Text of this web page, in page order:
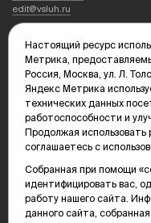
edit@vsluh.ru
kika@vsluh.ru
По вопросам рекламы:
(3452) 68-89-78
kotovaev@sibinformburo.ru
mim@vsluh.ru
Настоящий ресурс
Метрика,
Россия, Москва, ул. Л.
Яндекс Метрика
технических данных
работоспособности и
Продолжая использовать
соглашаетесь с
Собранная при помощи
идентифицировать вас,
работу нашего сайта.
данного сайта,